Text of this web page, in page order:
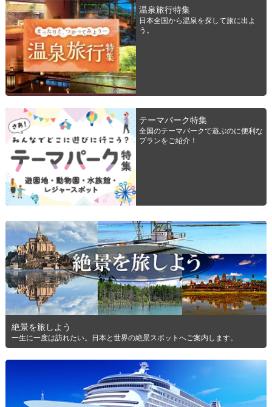
温泉旅行特集
日本全国から温泉を探して旅に出よ
う。
テーマパーク特集
全国のテーマパークで遊ぶのに便利な
プランをご紹介！
絶景を旅しよう
一生に一度は訪れたい。日本と世界の絶景スポットへご案内します。